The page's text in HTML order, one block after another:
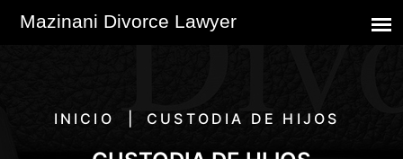
INICIO CUSTODIA DE HIJOS